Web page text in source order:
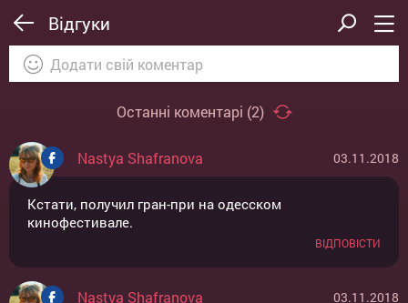
Відгуки
ВІДПРАВИТИ
Останні коментарі (2)
Nastya Shafranova 03.11.2018
Кстати, получил гран-при на одесском
кинофестивале.
ВІДПОВІСТИ
Nastya Shafranova 03.11.2018